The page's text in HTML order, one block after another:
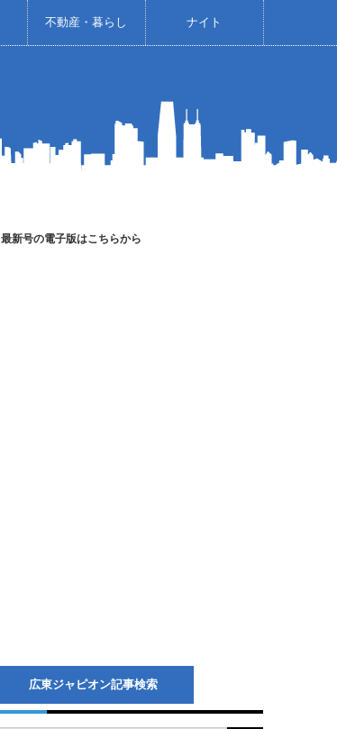
不動産・暮らし ナイト
最新号の電子版はこちらから
広東ジャピオン記事検索